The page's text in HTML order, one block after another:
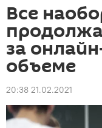
Все
за
объеме
20:38 21.02.2021